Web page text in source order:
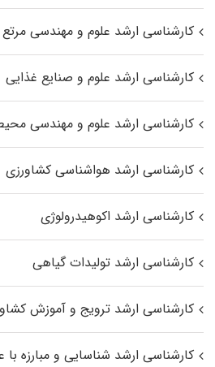
کارشناسی ارشد علوم و مهندسی مرتع
کارشناسی ارشد علوم و صنایع غذایی
کارشناسی ارشد علوم و مهندسی
کارشناسی ارشد هواشناسی کشاورزی
کارشناسی ارشد اکوهیدرولوژی
کارشناسی ارشد تولیدات گیاهی
کارشناسی ارشد ترویج و آموزش
کارشناسی ارشد شناسایی و مبارزه با